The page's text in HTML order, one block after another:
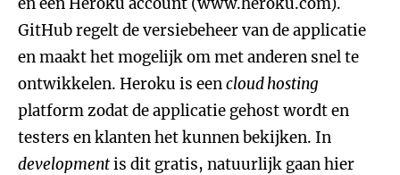
GitHub regelt de versiebeheer van de applicatie
en maakt het mogelijk om met anderen snel te
ontwikkelen. Heroku is eencloud hosting
platform zodat de applicatie gehost wordt en
testers en klanten het kunnen bekijken. In
developmentis dit gratis, natuurlijk gaan hier